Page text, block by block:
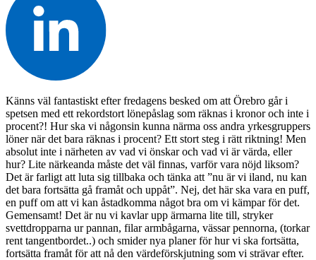
Känns väl fantastiskt efter fredagens besked om att Örebro går i
spetsen med ett rekordstort lönepåslag som räknas i kronor och inte i
procent?! Hur ska vi någonsin kunna närma oss andra yrkesgruppers
löner när det bara räknas i procent? Ett stort steg i rätt riktning! Men
absolut inte i närheten av vad vi önskar och vad vi är värda, eller
hur? Lite närkeanda måste det väl finnas, varför vara nöjd liksom?
Det är farligt att luta sig tillbaka och tänka att ”nu är vi iland, nu kan
det bara fortsätta gå framåt och uppåt”. Nej, det här ska vara en puff,
en puff om att vi kan åstadkomma något bra om vi kämpar för det.
Gemensamt! Det är nu vi kavlar upp ärmarna lite till, stryker
svettdropparna ur pannan, filar armbågarna, vässar pennorna, (torkar
rent tangentbordet..) och smider nya planer för hur vi ska fortsätta,
fortsätta framåt för att nå den värdeförskjutning som vi strävar efter.